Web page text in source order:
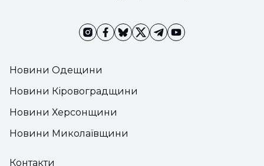
Новини Одещини
Новини Кіровоградщини
Новини Херсонщини
Новини Миколаївщини
Контакти